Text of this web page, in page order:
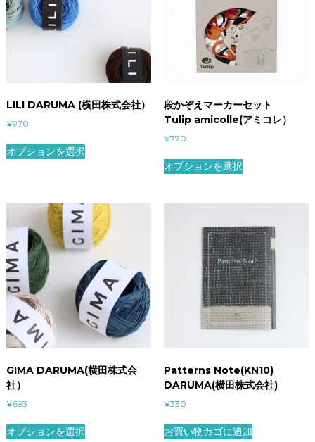
LILI DARUMA (横田株式会社）
¥970
オプションを選択
段かぞえマーカーセット
Tulip amicolle(アミコレ）
¥770
オプションを選択
GIMA DARUMA(横田株式会
社）
¥693
オプションを選択
Patterns Note(KN10)
DARUMA(横田株式会社)
¥330
お買い物カゴに追加